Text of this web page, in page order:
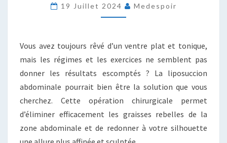
ET
TARIFS
19 Juillet 2024 Medespoir
Vous avez toujours rêvé d’un ventre plat et tonique,
mais les régimes et les exercices ne semblent pas
donner les résultats escomptés ? La liposuccion
abdominale pourrait bien être la solution que vous
cherchez. Cette opération chirurgicale permet
d’éliminer efficacement les graisses rebelles de la
zone abdominale et de redonner à votre silhouette